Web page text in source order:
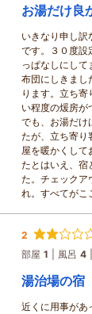
お湯だけ良
いきなり申し訳
です。３０度設
っぱなしにして
布団にしきまし
ります。立ち
い程度の煖房が
でも、お湯だけ
たが、立ち寄り
屋を暖かくして
たとはいえ、宿
た。チェック
れ。すべてがこ
2
部屋 1 風呂 4
湯治場の宿
近くに用事があ